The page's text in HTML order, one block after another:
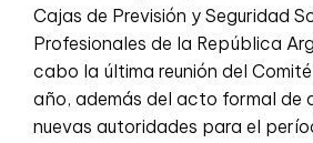
Cajas de Previsión y Seguridad
Profesionales de la República
cabo la última reunión del
año, además del acto formal de
nuevas autoridades para el